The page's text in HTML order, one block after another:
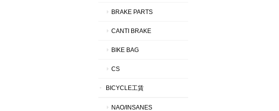
BRAKE PARTS
CANTI BRAKE
BIKE BAG
CS
BICYCLE工賃
NAO/INSANES